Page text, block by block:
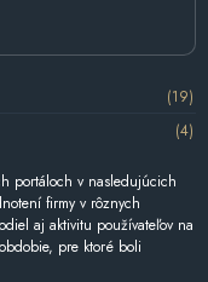
(19)
(4)
portáloch v nasledujúcich
firmy v rôznych
aj aktivitu používateľov na
pre ktoré boli